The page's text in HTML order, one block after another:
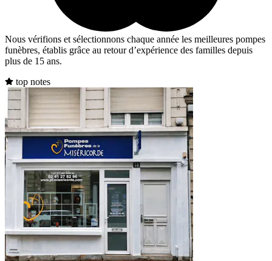
Nous vérifions et sélectionnons chaque année les meilleures pompes
funèbres, établis grâce au retour d’expérience des familles depuis
plus de 15 ans.
top notes